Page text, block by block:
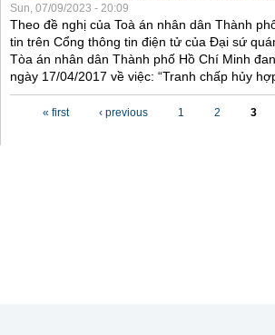
Sun, 07/09/2023 - 20:09
Theo đề nghị của Toà án nhân dân Thành
tin trên Cổng thông tin điện tử của Đại sứ
Tòa án nhân dân Thành phố Hồ Chí Minh
ngày 17/04/2017 về việc: “Tranh chấp hủy
« first ‹ previous 1 2 3